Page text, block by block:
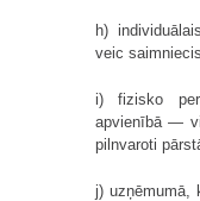
h)
veic
i) fizisko
apvienībā —
pilnvaroti
j) uzņēmumā,